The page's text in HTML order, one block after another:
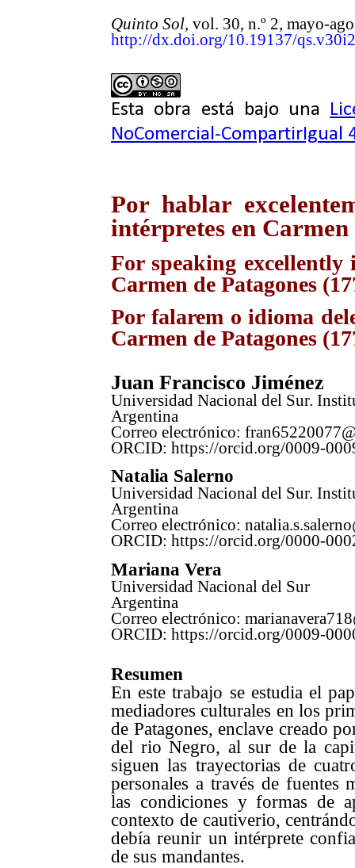
Quinto Sol, vol. 30, n.º 2, mayo-
http://dx.doi.org/10.19137/
Esta obra está bajo una
NoComercial-CompartirIgual
Por hablar
intérpretes en Carmen
For speaking
Carmen de Patagones
Por falarem o idioma
Carmen de Patagones
Juan Francisco Jiménez
Universidad Nacional del Sur.
Argentina
Correo electrónico:
ORCID: https://orcid.org/0009-
Natalia Salerno
Universidad Nacional del Sur.
Argentina
Correo electrónico:
ORCID: https://orcid.org/0000-
Mariana Vera
Universidad Nacional del Sur
Argentina
Correo electrónico:
ORCID: https://orcid.org/0009-
Resumen
En este trabajo se estudia el
mediadores culturales en los
de Patagones, enclave creado
del rio Negro, al sur de la
siguen las trayectorias de
personales a través de fuentes
las condiciones y formas de
contexto de cautiverio,
debía reunir un intérprete
de sus mandantes.